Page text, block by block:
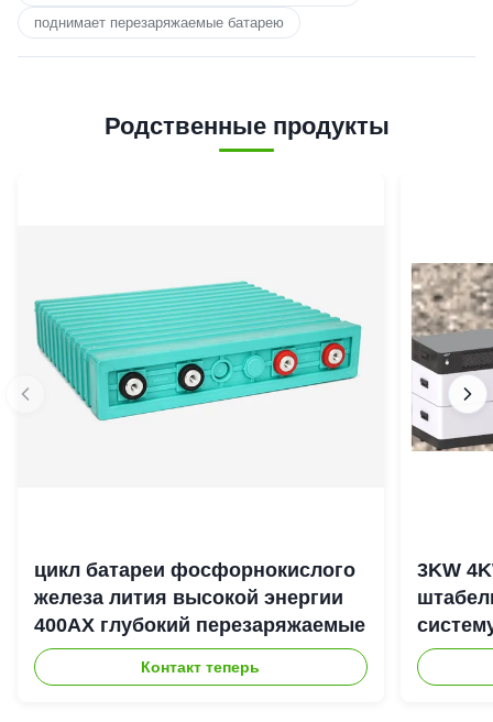
поднимает перезаряжаемые батарею
Родственные продукты
цикл батареи фосфорнокислого
железа лития высокой энергии
400АХ глубокий перезаряжаемые
Контакт теперь
3KW